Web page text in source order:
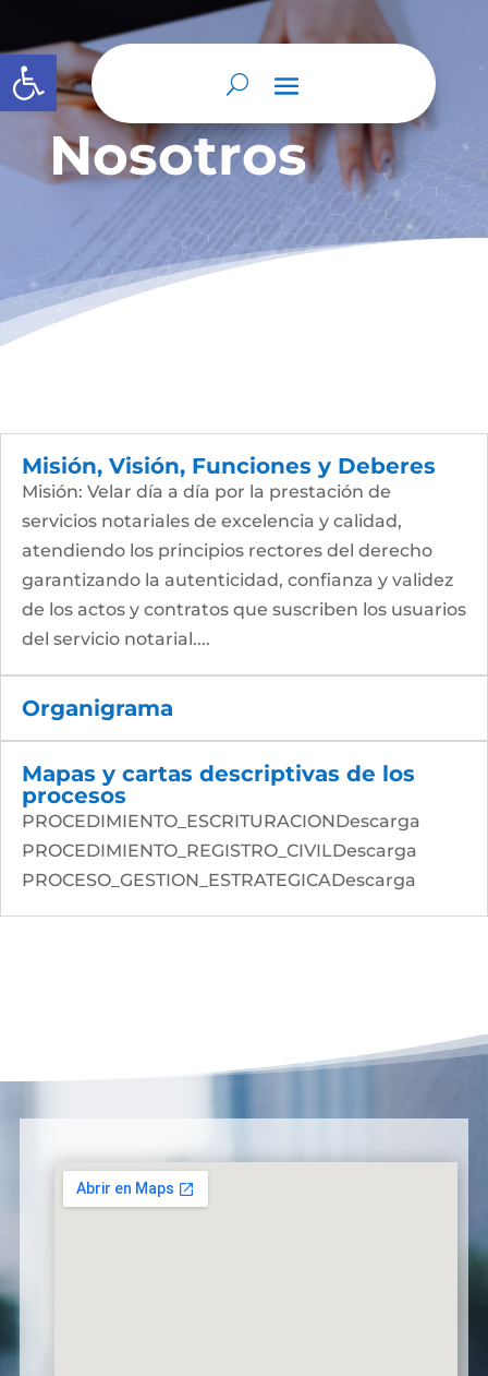
Abrir barra de herramientas
Nosotros
Misión, Visión, Funciones y Deberes
Misión: Velar día a día por la prestación de
servicios notariales de excelencia y calidad,
atendiendo los principios rectores del derecho
garantizando la autenticidad, confianza y validez
de los actos y contratos que suscriben los usuarios
del servicio notarial....
Organigrama
Mapas y cartas descriptivas de los
procesos
PROCEDIMIENTO_ESCRITURACIONDescarga
PROCEDIMIENTO_REGISTRO_CIVILDescarga
PROCESO_GESTION_ESTRATEGICADescarga